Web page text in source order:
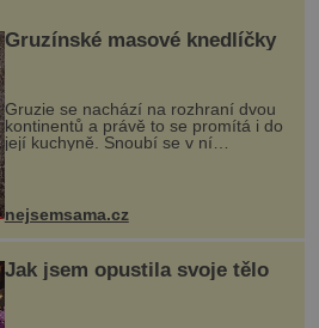
Gruzínské masové knedlíčky
Gruzie se nachází na rozhraní dvou
kontinentů a právě to se promítá i do
její kuchyně. Snoubí se v ní
evropské a asijské chutě a díky tomu
vznikají rozmanité a chuťově bohaté
pokrmy, které rozhodně st...
nejsemsama.cz
Jak jsem opustila svoje tělo